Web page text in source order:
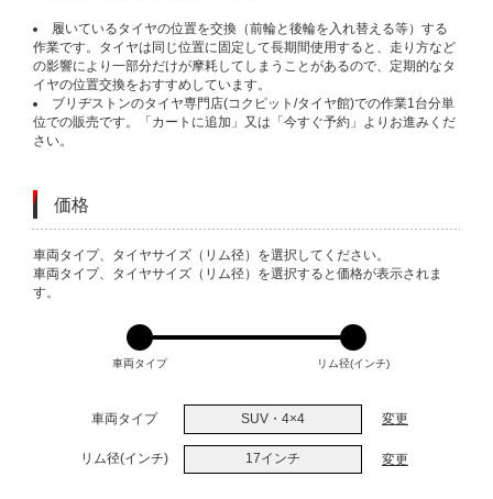
履いているタイヤの位置を交換（前輪と後輪を入れ替える等）する
作業です。タイヤは同じ位置に固定して長期間使用すると、走り方など
の影響により一部分だけが摩耗してしまうことがあるので、定期的なタ
イヤの位置交換をおすすめしています。
ブリヂストンのタイヤ専門店(コクピット/タイヤ館)での作業1台分単
位での販売です。「カートに追加」又は「今すぐ予約」よりお進みくだ
さい。
価格
VARIATIONS
車両タイプ、タイヤサイズ（リム径）を選択してください。
車両タイプ、タイヤサイズ（リム径）を選択すると価格が表示されま
す。
車両タイプ リム径(インチ)
車両タイプ SUV・4×4 変更
リム径(インチ) 17インチ 変更